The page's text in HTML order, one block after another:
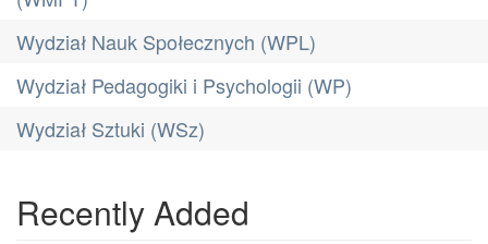
Wydział Nauk Społecznych (WPL)
Wydział Pedagogiki i Psychologii (WP)
Wydział Sztuki (WSz)
Recently Added